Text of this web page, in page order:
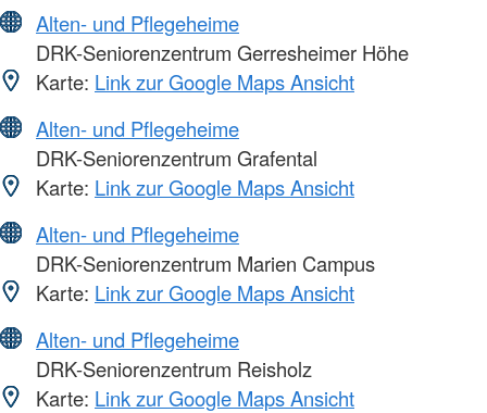
Alten- und Pflegeheime
DRK-Seniorenzentrum Gerresheimer Höhe
Karte: Link zur Google Maps Ansicht
Alten- und Pflegeheime
DRK-Seniorenzentrum Grafental
Karte: Link zur Google Maps Ansicht
Alten- und Pflegeheime
DRK-Seniorenzentrum Marien Campus
Karte: Link zur Google Maps Ansicht
Alten- und Pflegeheime
DRK-Seniorenzentrum Reisholz
Karte: Link zur Google Maps Ansicht